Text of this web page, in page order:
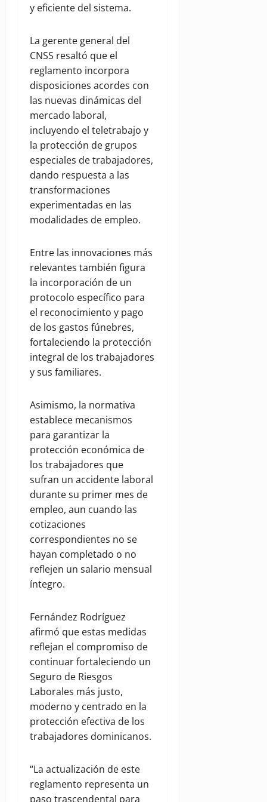
y eficiente del sistema.
La gerente general del
CNSS resaltó que el
reglamento incorpora
disposiciones acordes con
las nuevas dinámicas del
mercado laboral,
incluyendo el teletrabajo y
la protección de grupos
especiales de trabajadores,
dando respuesta a las
transformaciones
experimentadas en las
modalidades de empleo.
Entre las innovaciones más
relevantes también figura
la incorporación de un
protocolo específico para
el reconocimiento y pago
de los gastos fúnebres,
fortaleciendo la protección
integral de los trabajadores
y sus familiares.
Asimismo, la normativa
establece mecanismos
para garantizar la
protección económica de
los trabajadores que
sufran un accidente laboral
durante su primer mes de
empleo, aun cuando las
cotizaciones
correspondientes no se
hayan completado o no
reflejen un salario mensual
íntegro.
Fernández Rodríguez
afirmó que estas medidas
reflejan el compromiso de
continuar fortaleciendo un
Seguro de Riesgos
Laborales más justo,
moderno y centrado en la
protección efectiva de los
trabajadores dominicanos.
“La actualización de este
reglamento representa un
paso trascendental para